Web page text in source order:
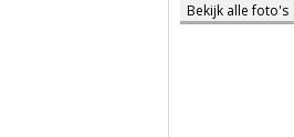
Bekijk alle foto's